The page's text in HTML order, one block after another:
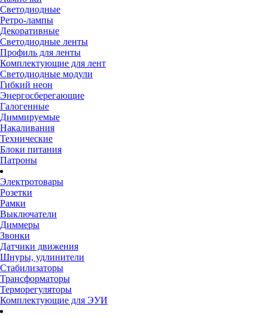
Светодиодные
Ретро-лампы
Декоративные
Светодиодные ленты
Профиль для ленты
Комплектующие для лент
Светодиодные модули
Гибкий неон
Энергосберегающие
Галогенные
Диммируемые
Накаливания
Технические
Блоки питания
Патроны
Электротовары
Розетки
Рамки
Выключатели
Диммеры
Звонки
Датчики движения
Шнуры, удлинители
Стабилизаторы
Трансформаторы
Терморегуляторы
Комплектующие для ЭУИ